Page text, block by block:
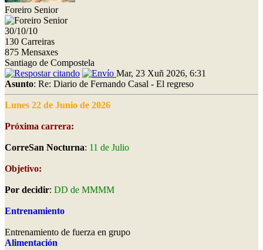
Foreiro Senior
30/10/10
130 Carreiras
875 Mensaxes
Santiago de Compostela
Mar, 23 Xuñ 2026, 6:31
Asunto: Re: Diario de Fernando Casal - El regreso
Lunes 22 de Junio de 2026
Próxima carrera:
CorreSan Nocturna: 11 de Julio
Objetivo:
Por decidir: DD de MMMM
Entrenamiento
Entrenamiento de fuerza en grupo
Alimentación